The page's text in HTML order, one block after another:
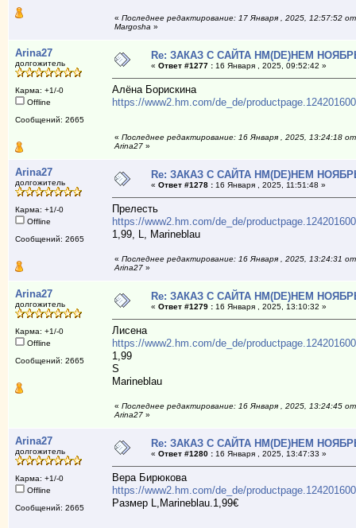
« Последнее редактирование: 17 Января , 2025, 12:57:52 от
Margosha »
Arina27
долгожитель
Карма: +1/-0
Offline
Сообщений: 2665
Re: ЗАКАЗ С САЙТА НМ(DE)НЕМ
« Ответ #1277 :16 Января , 2025, 09:52:42 »
Алёна Борискина
https://www2.hm.com/de_de/
« Последнее редактирование: 16 Января , 2025, 13:24:18 от
Arina27»
Arina27
долгожитель
Карма: +1/-0
Offline
Сообщений: 2665
Re: ЗАКАЗ С САЙТА НМ(DE)НЕМ
« Ответ #1278 :16 Января , 2025, 11:51:48 »
Прелесть
https://www2.hm.com/de_de/
1,99, L, Marineblau
« Последнее редактирование: 16 Января , 2025, 13:24:31 от
Arina27»
Arina27
долгожитель
Карма: +1/-0
Offline
Сообщений: 2665
Re: ЗАКАЗ С САЙТА НМ(DE)НЕМ
« Ответ #1279 :16 Января , 2025, 13:10:32 »
Лисена
https://www2.hm.com/de_de/
1,99
S
Marineblau
« Последнее редактирование: 16 Января , 2025, 13:24:45 от
Arina27»
Arina27
долгожитель
Карма: +1/-0
Offline
Сообщений: 2665
Re: ЗАКАЗ С САЙТА НМ(DE)НЕМ
« Ответ #1280 :16 Января , 2025, 13:47:33 »
Вера Бирюкова
https://www2.hm.com/de_de/
Размер L,Marineblau.1,99€